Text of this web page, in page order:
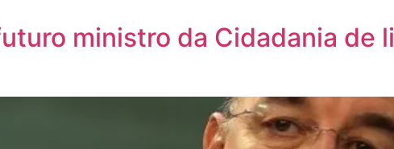
ministro da Cidadania de